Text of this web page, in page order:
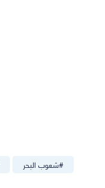
#شعوب البحر